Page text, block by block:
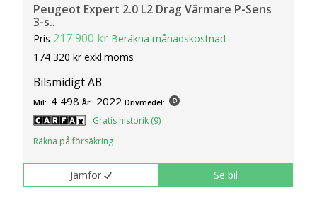
Peugeot Expert 2.0 L2 Drag Värmare P-Sens
3-s..
Pris 217 900 kr Beräkna månadskostnad
174 320 kr exkl.moms
Bilsmidigt AB
Mil: 4 498 År: 2022 Drivmedel:
Gratis historik (9)
Räkna på försäkring
Jämför Se bil